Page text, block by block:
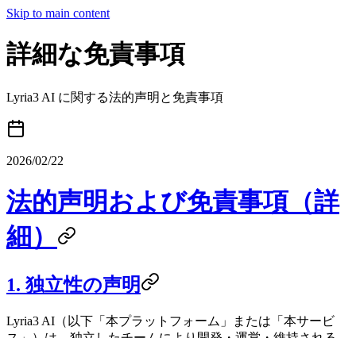
Skip to main content
詳細な免責事項
Lyria3 AI に関する法的声明と免責事項
2026/02/22
法的声明および免責事項（詳
細）
1. 独立性の声明
Lyria3 AI（以下「本プラットフォーム」または「本サービ